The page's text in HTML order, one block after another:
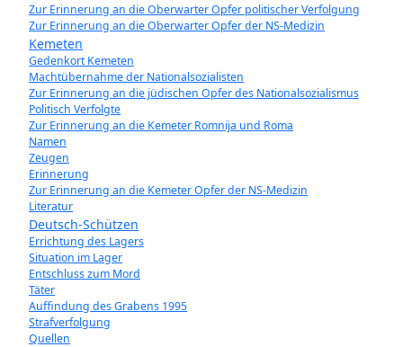
Zur Erinnerung an die Oberwarter Opfer politischer Verfolgung
Zur Erinnerung an die Oberwarter Opfer der NS-Medizin
Kemeten
Gedenkort Kemeten
Machtübernahme der Nationalsozialisten
Zur Erinnerung an die jüdischen Opfer des Nationalsozialismus
Politisch Verfolgte
Zur Erinnerung an die Kemeter Romnija und Roma
Namen
Zeugen
Erinnerung
Zur Erinnerung an die Kemeter Opfer der NS-Medizin
Literatur
Deutsch-Schützen
Errichtung des Lagers
Situation im Lager
Entschluss zum Mord
Täter
Auffindung des Grabens 1995
Strafverfolgung
Quellen